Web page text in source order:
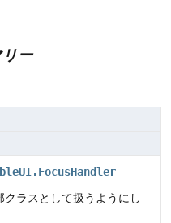
ー
ラスとして扱うようにし